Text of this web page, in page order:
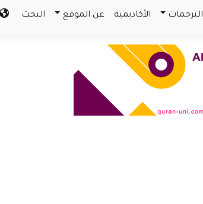
الترجمات الأكاديمية عن الموقع البحث